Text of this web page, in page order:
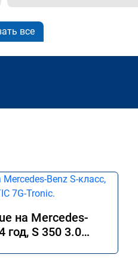
все
на Mercedes-
год, S 350 3.0